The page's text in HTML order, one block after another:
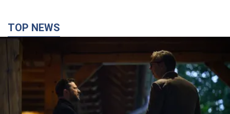
TOP NEWS